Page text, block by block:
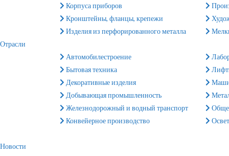
Корпуса приборов
Кронштейны, фланцы, крепежи
Изделия из перфорированного металла
Отрасли
Автомобилестроение
Бытовая техника
Декоративные изделия
Добывающая промышленность
Железнодорожный и водный транспорт
Конвейерное производство
Новости